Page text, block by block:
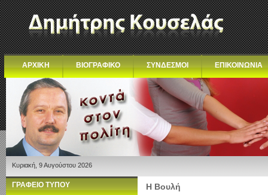
ΑΡΧΙΚΗ ΒΙΟΓΡΑΦΙΚΟ ΣΥΝΔΕΣΜΟΙ ΕΠΙΚΟΙΝΩΝΙΑ
Κυριακή, 9 Αυγούστου 2026
ΓΡΑΦΕΙΟ ΤΥΠΟΥ Η Βουλή